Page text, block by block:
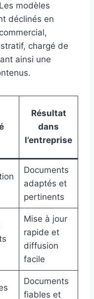
modèles
déclinés en
chargé de
ainsi une
Résultat
dans
l’entreprise
Documents
adaptés et
pertinents
Mise à jour
rapide et
diffusion
facile
Documents
fiables et